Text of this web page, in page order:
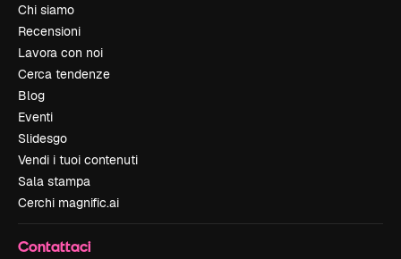
Chi siamo
Recensioni
Lavora con noi
Cerca tendenze
Blog
Eventi
Slidesgo
Vendi i tuoi contenuti
Sala stampa
Cerchi magnific.ai
Contattaci